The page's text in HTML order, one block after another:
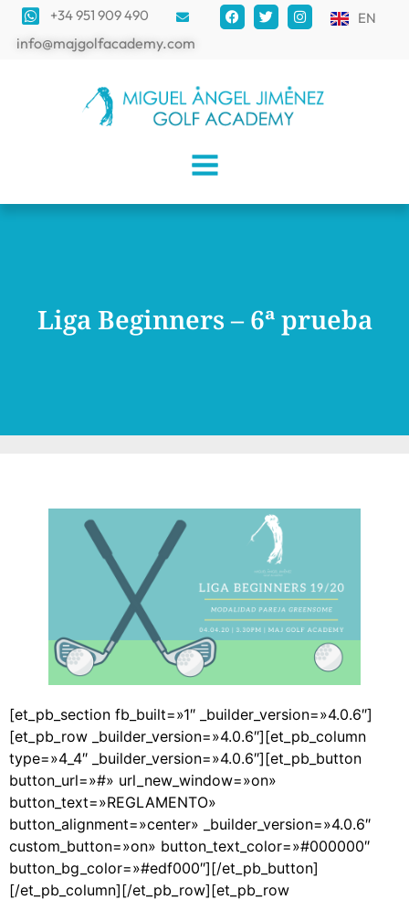
+34 951 909 490
info@majgolfacademy.com
EN
Liga Beginners – 6ª prueba
[et_pb_section fb_built=»1″ _builder_version=»4.0.6″]
[et_pb_row _builder_version=»4.0.6″][et_pb_column
type=»4_4″ _builder_version=»4.0.6″][et_pb_button
button_url=»#» url_new_window=»on»
button_text=»REGLAMENTO»
button_alignment=»center» _builder_version=»4.0.6″
custom_button=»on» button_text_color=»#000000″
button_bg_color=»#edf000″][/et_pb_button]
[/et_pb_column][/et_pb_row][et_pb_row